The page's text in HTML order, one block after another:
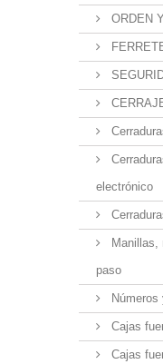
ORDEN
electrónico
Manillas,
paso
Números
Cajas
Cajas